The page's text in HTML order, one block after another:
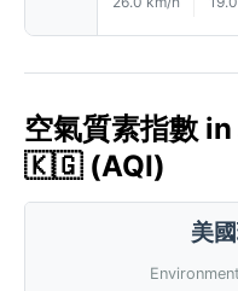
空氣質素指數
🇰🇬 (AQI)
美